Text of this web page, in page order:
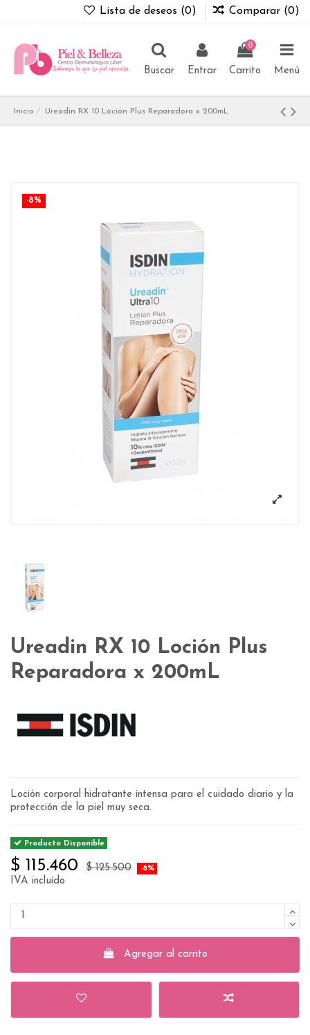
Lista de deseos (0) Comparar (0)
Buscar Entrar
0
Carrito Menú
Inicio Ureadin RX 10 Loción Plus Reparadora x 200mL
-8%
Ureadin RX 10 Loción Plus
Reparadora x 200mL
Loción corporal hidratante intensa para el cuidado diario y la
protección de la piel muy seca.
Producto Disponible
$ 115.460 $ 125.500 -8%
IVA incluído
Agregar al carrito